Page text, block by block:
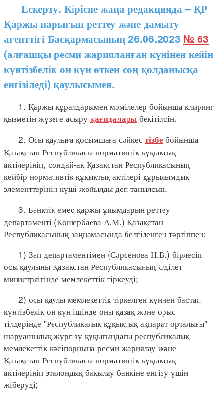
Ескерту. Кіріспе жаңа редакцияда – ҚР
Қаржы нарығын реттеу және дамыту
агенттігі Басқармасының 26.06.2023 № 63
(алғашқы ресми жарияланған күнінен кейін
күнтізбелік он күн өткен соң қолданысқа
енгізіледі) қаулысымен.
1. Қаржы құралдарымен мәмілелер бойынша клиринг
қызметін жүзеге асыру қағидалары бекітілсін.
2. Осы қаулыға қосымшаға сәйкес тізбе бойынша
Қазақстан Республикасы нормативтік құқықтық
актілерінің, сондай-ақ Қазақстан Республикасының
кейбір нормативтік құқықтық актілері құрылымдық
элементтерінің күші жойылды деп танылсын.
3. Банктік емес қаржы ұйымдарын реттеу
департаменті (Көшербаева А.М.) Қазақстан
Республикасының заңнамасында белгіленген тәртіппен:
1) Заң департаментімен (Сәрсенова Н.В.) бірлесіп
осы қаулыны Қазақстан Республикасының Әділет
министрлігінде мемлекеттік тіркеуді;
2) осы қаулы мемлекеттік тіркелген күннен бастап
күнтізбелік он күн ішінде оны қазақ және орыс
тілдерінде "Республикалық құқықтық ақпарат орталығы"
шаруашылық жүргізу құқығындағы республикалық
мемлекеттік кәсіпорнына ресми жариялау және
Қазақстан Республикасы нормативтік құқықтық
актілерінің эталондық бақылау банкіне енгізу үшін
жіберуді;